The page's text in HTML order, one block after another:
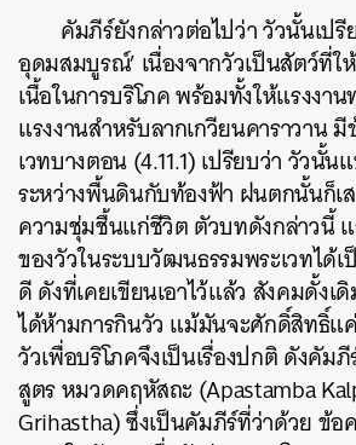
คัมภีร์ยังกล่าวต่อไปว่า วัวนั้นเปรี
อุดมสมบูรณ์’ เนื่องจากวัวเป็นสัตว์ที่ใ
เนื้อในการบริโภค พร้อมทั้งให้แรงงาน
แรงงานสำหรับลากเกวียนคาราวาน
เวทบางตอน (4.11.1) เปรียบว่า วัวนั้
ระหว่างพื้นดินกับท้องฟ้า ฝนตกนั้นก็เ
ความชุ่มชื้นแก่ชีวิต ตัวบทดังกล่าวนี้
ของวัวในระบบวัฒนธรรมพระเวทได้เ
ดี ดังที่เคยเขียนเอาไว้แล้ว สังคมดั้งเ
ได้ห้ามการกินวัว แม้มันจะศักดิ์สิทธิ์แ
วัวเพื่อบริโภคจึงเป็นเรื่องปกติ ดังคัม
สูตร หมวดคฤหัสถะ (Apastamba
Grihastha) ซึ่งเป็นคัมภีร์ที่ว่าด้วย ข้